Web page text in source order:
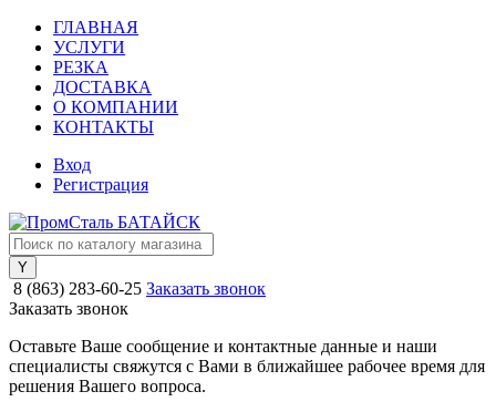
ГЛАВНАЯ
УСЛУГИ
РЕЗКА
ДОСТАВКА
О КОМПАНИИ
КОНТАКТЫ
Вход
Регистрация
8 (863) 283-60-25 Заказать звонок
Заказать звонок
Оставьте Ваше сообщение и контактные данные и наши
специалисты свяжутся с Вами в ближайшее рабочее время для
решения Вашего вопроса.